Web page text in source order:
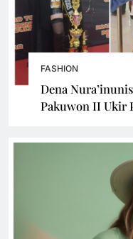
FASHION
Dena
Pakuwon II Ukir